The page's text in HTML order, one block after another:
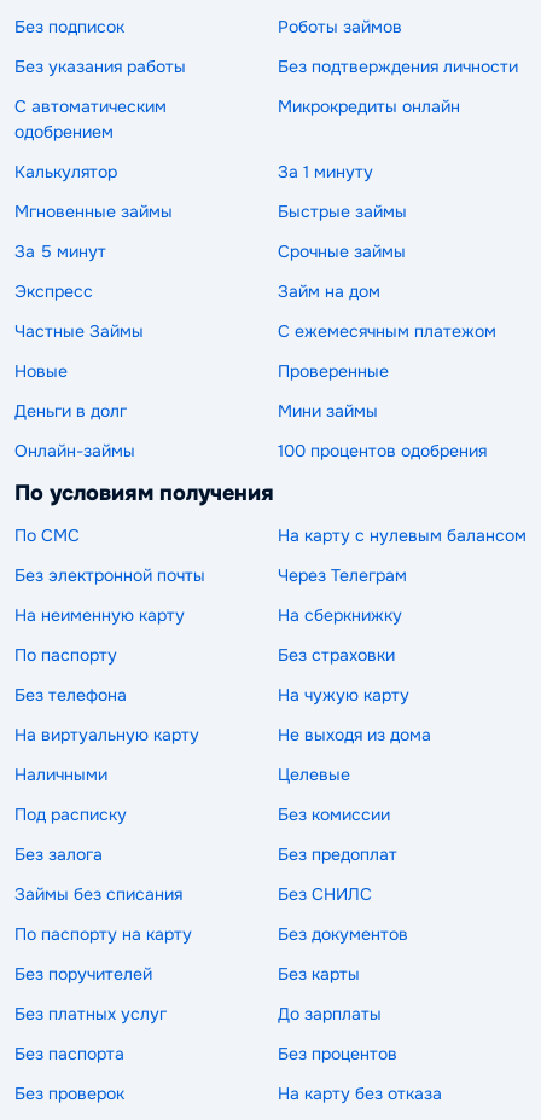
Без подписок
Роботы займов
Без указания работы
Без подтверждения личности
С автоматическим
одобрением
Микрокредиты онлайн
Калькулятор
За 1 минуту
Мгновенные займы
Быстрые займы
За 5 минут
Срочные займы
Экспресс
Займ на дом
Частные Займы
С ежемесячным платежом
Новые
Проверенные
Деньги в долг
Мини займы
Онлайн-займы
100 процентов одобрения
По условиям получения
По СМС
На карту с нулевым балансом
Без электронной почты
Через Телеграм
На неименную карту
На сберкнижку
По паспорту
Без страховки
Без телефона
На чужую карту
На виртуальную карту
Не выходя из дома
Наличными
Целевые
Под расписку
Без комиссии
Без залога
Без предоплат
Займы без списания
Без СНИЛС
По паспорту на карту
Без документов
Без поручителей
Без карты
Без платных услуг
До зарплаты
Без паспорта
Без процентов
Без проверок
На карту без отказа